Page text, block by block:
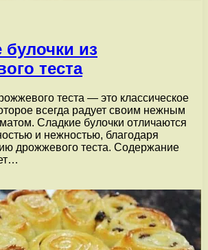
булочки из
теста
теста — это классическое
всегда радует своим нежным
Сладкие булочки отличаются
и нежностью, благодаря
дрожжевого теста. Содержание